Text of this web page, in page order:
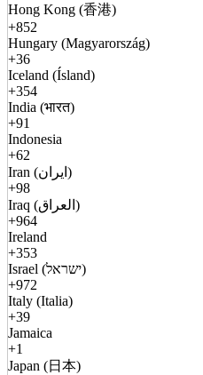
Hong Kong (香港)
+852
Hungary (Magyarország)
+36
Iceland (Ísland)
+354
India (भारत)
+91
Indonesia
+62
Iran (ایران)
+98
Iraq (العراق)
+964
Ireland
+353
Israel (ישראל)
+972
Italy (Italia)
+39
Jamaica
+1
Japan (日本)